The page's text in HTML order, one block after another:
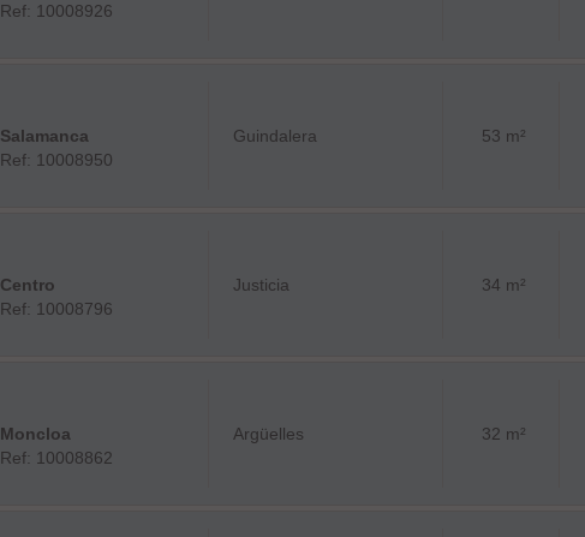
Ref: 10008926
Salamanca
Ref: 10008950
Guindalera 53 m²
Centro
Ref: 10008796
Justicia 34 m²
Moncloa
Ref: 10008862
Argüelles 32 m²